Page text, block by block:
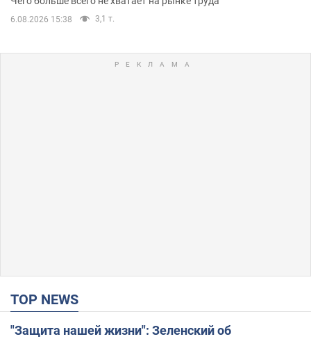
6.08.2026 15:38 3,1 т.
TOP NEWS
"Защита нашей жизни": Зеленский об